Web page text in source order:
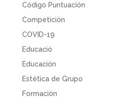
Código Puntuación
Competición
COVID-19
Educació
Educación
Estética de Grupo
Formación